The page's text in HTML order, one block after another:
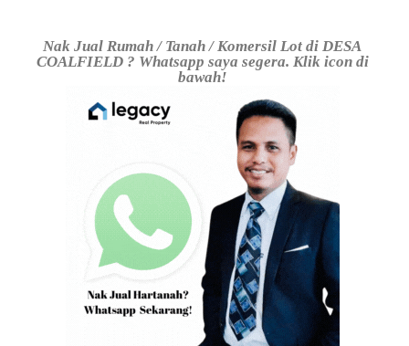
Nak Jual Rumah / Tanah / Komersil Lot di DESA
COALFIELD ? Whatsapp saya segera. Klik icon di
bawah!